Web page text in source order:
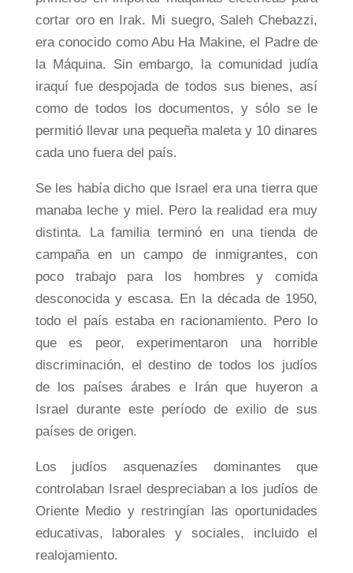
cortar oro en Irak. Mi suegro, Saleh Chebazzi,
era conocido como Abu Ha Makine, el Padre de
la Máquina. Sin embargo, la comunidad judía
iraquí fue despojada de todos sus bienes, así
como de todos los documentos, y sólo se le
permitió llevar una pequeña maleta y 10 dinares
cada uno fuera del país.
Se les había dicho que Israel era una tierra que
manaba leche y miel. Pero la realidad era muy
distinta. La familia terminó en una tienda de
campaña en un campo de inmigrantes, con
poco trabajo para los hombres y comida
desconocida y escasa. En la década de 1950,
todo el país estaba en racionamiento. Pero lo
que es peor, experimentaron una horrible
discriminación, el destino de todos los judíos
de los países árabes e Irán que huyeron a
Israel durante este período de exilio de sus
países de origen.
Los judíos asquenazíes dominantes que
controlaban Israel despreciaban a los judíos de
Oriente Medio y restringían las oportunidades
educativas, laborales y sociales, incluido el
realojamiento.